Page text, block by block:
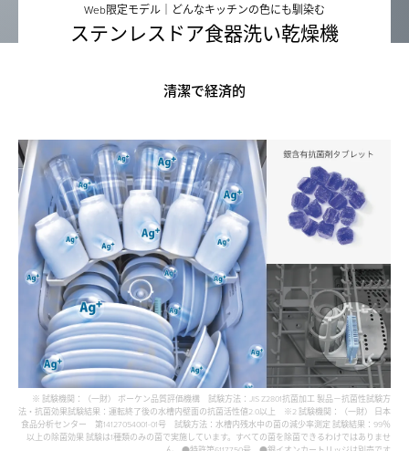
Web限定モデル｜どんなキッチンの色にも馴染む
ステンレスドア食器洗い乾燥機
清潔で経済的
※ 試験機関：（一財） ボーケン品質評価機構 試験方法：JIS Z2801抗菌加工 製品－抗菌性試験方
法・抗菌効果試験結果：運転終了後の水槽内壁面の抗菌活性値2.0以上 ※2 試験機関：（一財） 日本
食品分析センター 第14127054001-01号 試験方法：水槽内残水中の菌の減少率測定 試験結果：99％
以上の除菌効果 試験は1種類のみの菌で実施しています。すべての菌を除菌できるわけではありませ